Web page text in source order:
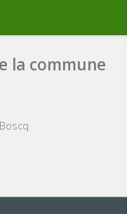
la commune